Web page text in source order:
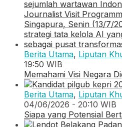
Berita Utama, Liputan
19:50 WIB
Memahami Visi Negara
Berita Utama, Liputan
04/06/2026 - 20:10 WIB
Siapa yang Potensial